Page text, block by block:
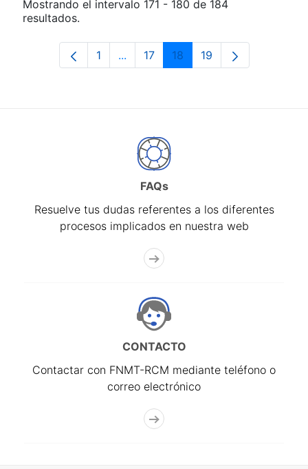
Mostrando el intervalo 171 - 180 de 184
resultados.
Página
1 ...Páginas intermedias Use TAB para
Página
17 Página
18 Página
19
FAQs
Resuelve tus dudas referentes a los diferentes
procesos implicados en nuestra web
CONTACTO
Contactar con FNMT-RCM mediante teléfono o
correo electrónico